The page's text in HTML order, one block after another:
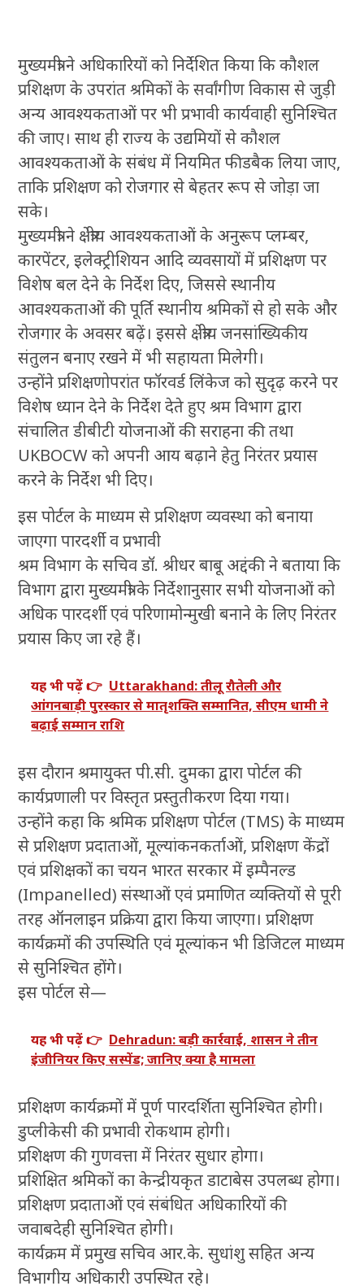
मुख्यमंत्री ने अधिकारियों को निर्देशित किया कि कौशल
प्रशिक्षण के उपरांत श्रमिकों के सर्वांगीण विकास से जुड़ी
अन्य आवश्यकताओं पर भी प्रभावी कार्यवाही सुनिश्चित
की जाए। साथ ही राज्य के उद्यमियों से कौशल
आवश्यकताओं के संबंध में नियमित फीडबैक लिया जाए,
ताकि प्रशिक्षण को रोजगार से बेहतर रूप से जोड़ा जा
सके।
मुख्यमंत्री ने क्षेत्रीय आवश्यकताओं के अनुरूप प्लम्बर,
कारपेंटर, इलेक्ट्रीशियन आदि व्यवसायों में प्रशिक्षण पर
विशेष बल देने के निर्देश दिए, जिससे स्थानीय
आवश्यकताओं की पूर्ति स्थानीय श्रमिकों से हो सके और
रोजगार के अवसर बढ़ें। इससे क्षेत्रीय जनसांख्यिकीय
संतुलन बनाए रखने में भी सहायता मिलेगी।
उन्होंने प्रशिक्षणोपरांत फॉरवर्ड लिंकेज को सुदृढ़ करने पर
विशेष ध्यान देने के निर्देश देते हुए श्रम विभाग द्वारा
संचालित डीबीटी योजनाओं की सराहना की तथा
UKBOCW को अपनी आय बढ़ाने हेतु निरंतर प्रयास
करने के निर्देश भी दिए।
इस पोर्टल के माध्यम से प्रशिक्षण व्यवस्था को बनाया
जाएगा पारदर्शी व प्रभावी
श्रम विभाग के सचिव डॉ. श्रीधर बाबू अद्दंकी ने बताया कि
विभाग द्वारा मुख्यमंत्री के निर्देशानुसार सभी योजनाओं को
अधिक पारदर्शी एवं परिणामोन्मुखी बनाने के लिए निरंतर
प्रयास किए जा रहे हैं।
यह भी पढ़ें 👉 Uttarakhand: तीलू रौतेली और
आंगनबाड़ी पुरस्कार से मातृशक्ति सम्मानित, सीएम धामी ने
बढ़ाई सम्मान राशि
इस दौरान श्रमायुक्त पी.सी. दुमका द्वारा पोर्टल की
कार्यप्रणाली पर विस्तृत प्रस्तुतीकरण दिया गया।
उन्होंने कहा कि श्रमिक प्रशिक्षण पोर्टल (TMS) के माध्यम
से प्रशिक्षण प्रदाताओं, मूल्यांकनकर्ताओं, प्रशिक्षण केंद्रों
एवं प्रशिक्षकों का चयन भारत सरकार में इम्पैनल्ड
(Impanelled) संस्थाओं एवं प्रमाणित व्यक्तियों से पूरी
तरह ऑनलाइन प्रक्रिया द्वारा किया जाएगा। प्रशिक्षण
कार्यक्रमों की उपस्थिति एवं मूल्यांकन भी डिजिटल माध्यम
से सुनिश्चित होंगे।
इस पोर्टल से—
यह भी पढ़ें 👉 Dehradun: बड़ी कार्रवाई, शासन ने तीन
इंजीनियर किए सस्पेंड; जानिए क्या है मामला
प्रशिक्षण कार्यक्रमों में पूर्ण पारदर्शिता सुनिश्चित होगी।
डुप्लीकेसी की प्रभावी रोकथाम होगी।
प्रशिक्षण की गुणवत्ता में निरंतर सुधार होगा।
प्रशिक्षित श्रमिकों का केन्द्रीयकृत डाटाबेस उपलब्ध होगा।
प्रशिक्षण प्रदाताओं एवं संबंधित अधिकारियों की
जवाबदेही सुनिश्चित होगी।
कार्यक्रम में प्रमुख सचिव आर.के. सुधांशु सहित अन्य
विभागीय अधिकारी उपस्थित रहे।